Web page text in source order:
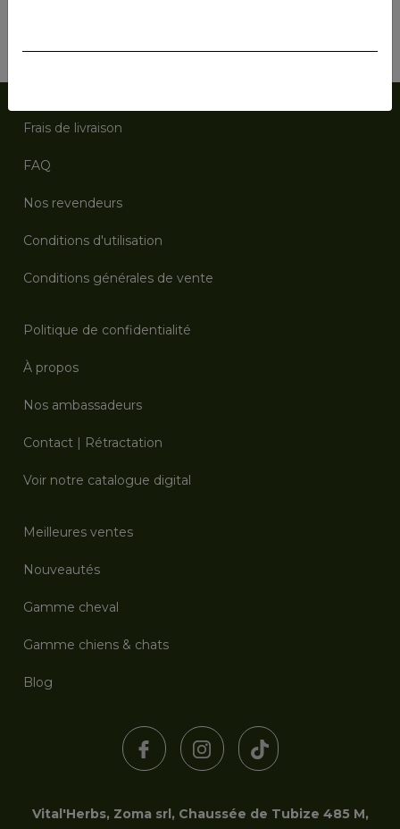
Vital'herbs? Contactez nous via :info@vitalherbs.be
Frais de livraison
FAQ
Nos revendeurs
Conditions d'utilisation
Conditions générales de vente
Politique de confidentialité
À propos
Nos ambassadeurs
Contact | Rétractation
Voir notre catalogue digital
Meilleures ventes
Nouveautés
Gamme cheval
Gamme chiens & chats
Blog
Vital'Herbs, Zoma srl, Chaussée de Tubize 485 M,